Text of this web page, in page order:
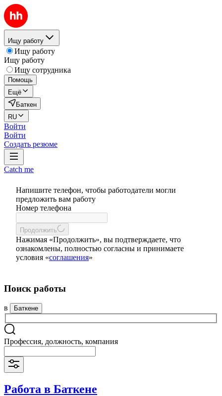
Ищу работу
Ищу работу
Ищу работу
Ищу сотрудника
Помощь
Ещё
Баткен
RU
Войти
Войти
Создать резюме
Catch me
Напишите телефон, чтобы работодатели могли
предложить вам работу
Номер телефона
Продолжить
Нажимая «Продолжить», вы подтверждаете, что
ознакомлены, полностью согласны и принимаете
условия «соглашения»
Поиск работы
в Баткене
Профессия, должность, компания
Работа в Баткене